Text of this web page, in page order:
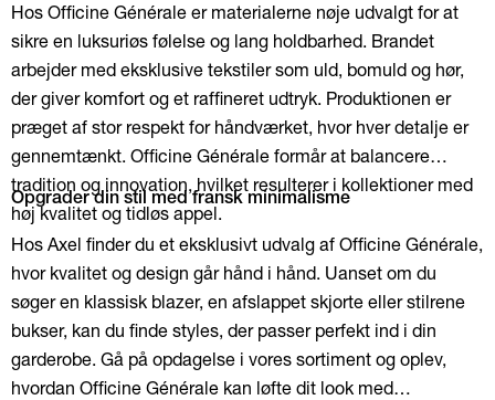
Hos Officine Générale er materialerne nøje udvalgt for at
sikre en luksuriøs følelse og lang holdbarhed. Brandet
arbejder med eksklusive tekstiler som uld, bomuld og hør,
der giver komfort og et raffineret udtryk. Produktionen er
præget af stor respekt for håndværket, hvor hver detalje er
gennemtænkt. Officine Générale formår at balancere
tradition og innovation, hvilket resulterer i kollektioner med
høj kvalitet og tidløs appel.
Opgrader din stil med fransk minimalisme
Hos Axel finder du et eksklusivt udvalg af Officine Générale,
hvor kvalitet og design går hånd i hånd. Uanset om du
søger en klassisk blazer, en afslappet skjorte eller stilrene
bukser, kan du finde styles, der passer perfekt ind i din
garderobe. Gå på opdagelse i vores sortiment og oplev,
hvordan Officine Générale kan løfte dit look med